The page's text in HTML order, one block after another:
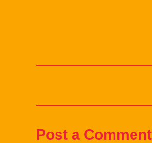
Post a Comment